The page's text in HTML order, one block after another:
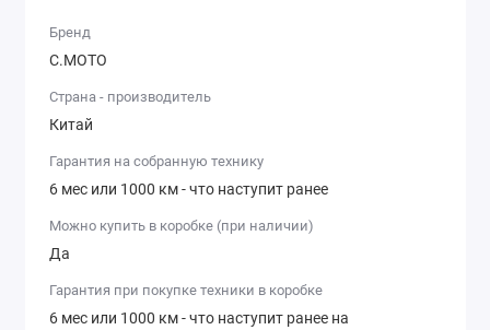
Бренд
С.МОТО
Страна - производитель
Китай
Гарантия на собранную технику
6 мес или 1000 км - что наступит ранее
Можно купить в коробке (при наличии)
Да
Гарантия при покупке техники в коробке
6 мес или 1000 км - что наступит ранее на